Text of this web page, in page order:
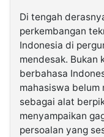
Di tengah
perkembangan
Indonesia di
mendesak. Bukan
berbahasa
mahasiswa belum
sebagai alat
menyampaikan
persoalan yang